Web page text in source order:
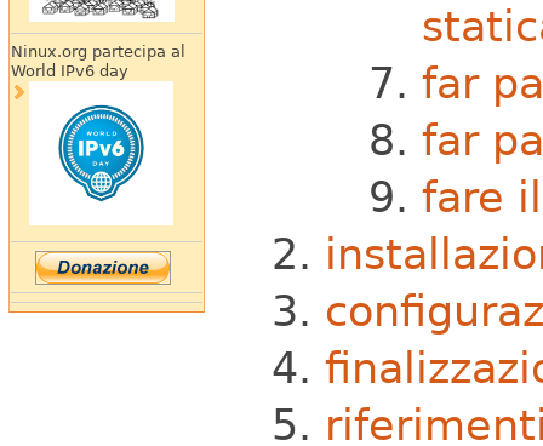
Ninux.org partecipa al
World IPv6 day
far
far
fare